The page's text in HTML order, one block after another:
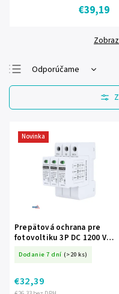
€39,19
Odporúčame
Najlacnejšie
Najdrahšie
Abecedne
Novinka
Prepätová ochrana pre
fotovoltiku 3P DC 1200 V
Schelinger BM-A53-SPD-MOV-
Dodanie 7 dní (>20 ks)
€32,39